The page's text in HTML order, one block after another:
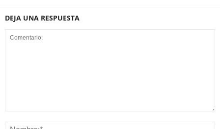
DEJA UNA RESPUESTA